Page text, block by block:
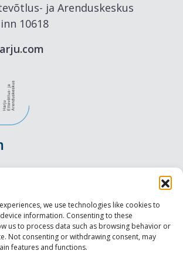
we use technologies like cookies to
information. Consenting to these
us to process data such as browsing behavior or
Not consenting or withdrawing consent, may
features and functions.
ja Arenduskeskus
10618